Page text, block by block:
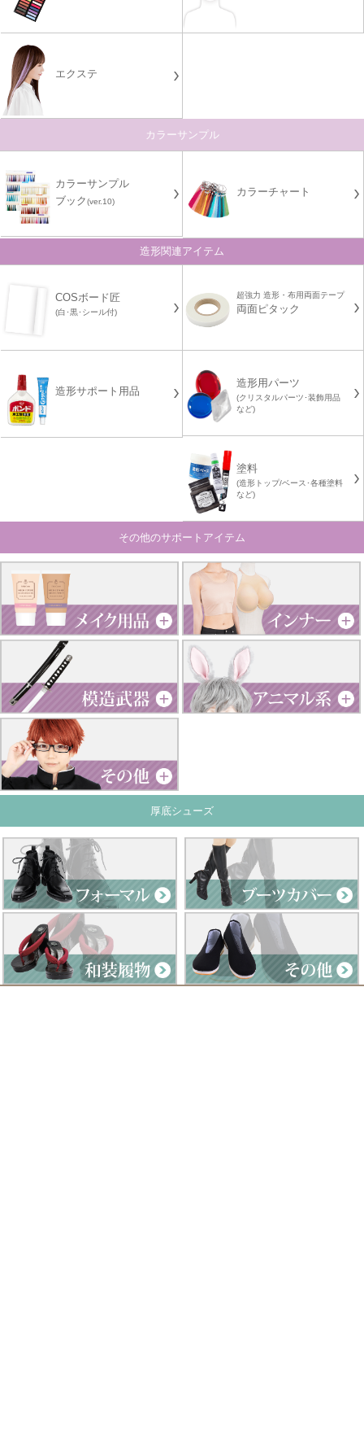
エクステ
カラーサンプル
カラーサンプル
ブック(ver.10)
カラーチャート
造形関連アイテム
COSボード匠
(白･黒･シール付)
超強力 造形・布用両面テープ
両面ピタック
造形サポート用品
造形用パーツ
(クリスタルパーツ･装飾用品
など)
塗料
(造形トップ/ベース･各種塗料
など)
その他のサポートアイテム
厚底シューズ